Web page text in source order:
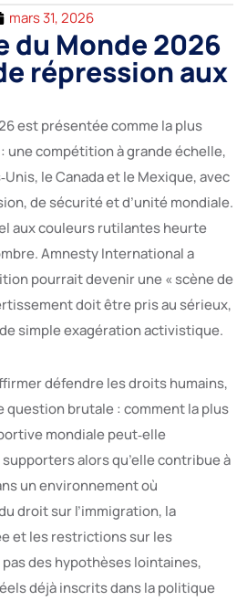
mars 31, 2026
du Monde 2026
répression aux
est présentée comme la plus
une compétition à grande échelle,
le Canada et le Mexique, avec
de sécurité et d’unité mondiale.
aux couleurs rutilantes heurte
Amnesty International a
pourrait devenir une « scène de
doit être pris au sérieux,
simple exagération activistique.
défendre les droits humains,
question brutale : comment la plus
mondiale peut‑elle
alors qu’elle contribue à
un environnement où
droit sur l’immigration, la
et les restrictions sur les
des hypothèses lointaines,
déjà inscrits dans la politique